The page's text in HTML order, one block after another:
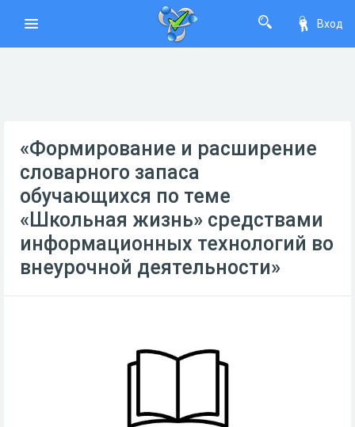
Вход
«Формирование и расширение
словарного запаса
обучающихся по теме
«Школьная жизнь» средствами
информационных технологий во
внеурочной деятельности»